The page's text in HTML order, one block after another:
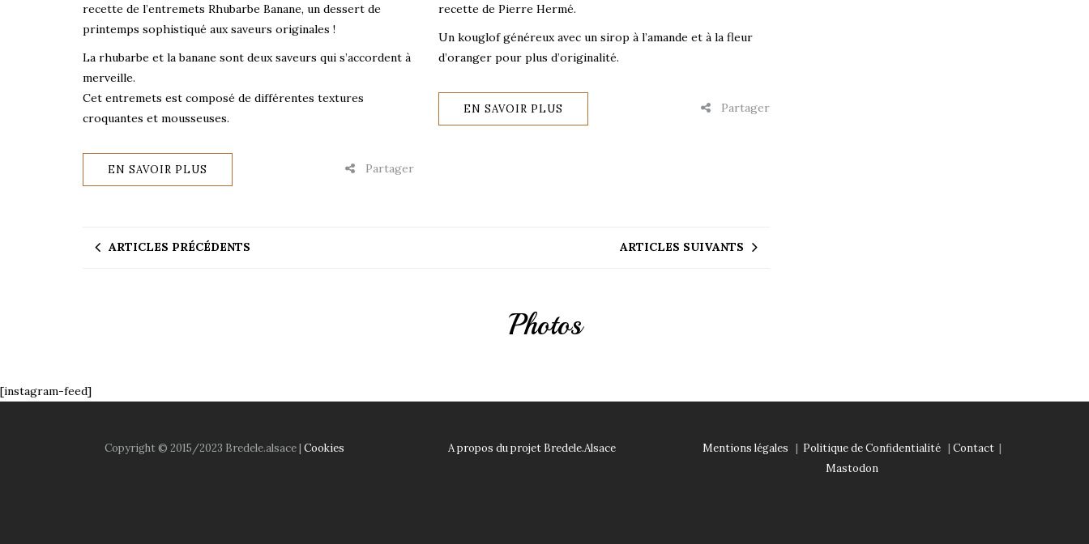
recette de l’entremets Rhubarbe Banane, un dessert de
printemps sophistiqué aux saveurs originales !
La rhubarbe et la banane sont deux saveurs qui s’accordent à
merveille.
Cet entremets est composé de différentes textures
croquantes et mousseuses.
EN SAVOIR PLUS Partager
recette de Pierre Hermé.
Un kouglof généreux avec un sirop à l’amande et à la fleur
d’oranger pour plus d’originalité.
EN SAVOIR PLUS Partager
ARTICLES PRÉCÉDENTS ARTICLES SUIVANTS
Photos
[instagram-feed]
Copyright © 2015/2023 Bredele.alsace | Cookies A propos du projet Bredele.Alsace Mentions légales | Politique de Confidentialité |Contact |
Mastodon